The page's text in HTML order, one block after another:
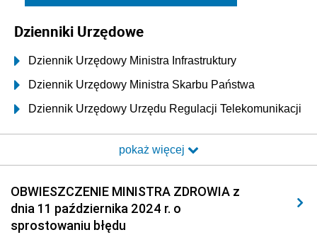
Dzienniki Urzędowe
Dziennik Urzędowy Ministra Infrastruktury
Dziennik Urzędowy Ministra Skarbu Państwa
Dziennik Urzędowy Urzędu Regulacji Telekomunikacji
Dziennik Urzędowy Ministra Transportu i Budownictwa
Elektronicznej
Dziennik Urzędowy Ministra Spraw Wewnętrznych i
Administracji
pokaż więcej
OBWIESZCZENIE MINISTRA ZDROWIA z
dnia 11 października 2024 r. o
sprostowaniu błędu